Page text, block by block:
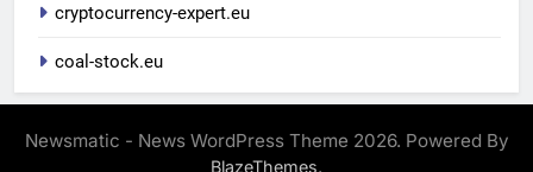
cryptocurrency-expert.eu
coal-stock.eu
Newsmatic - News WordPress Theme 2026. Powered By
BlazeThemes.